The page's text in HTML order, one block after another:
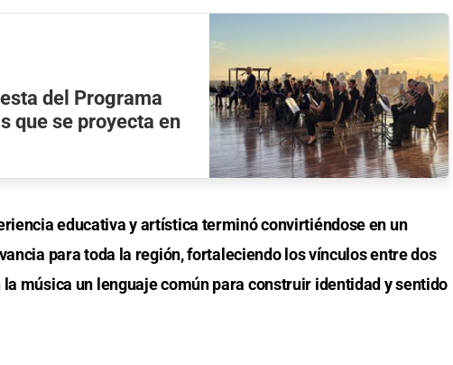
del Programa
que se proyecta en
educativa y artística terminó convirtiéndose en un
para toda la región, fortaleciendo los vínculos entre dos
música un lenguaje común para construir identidad y sentido